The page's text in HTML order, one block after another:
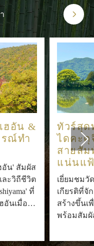
ฮอัน &
ณ์ทำ
อัน' สัมผัส
ะวิถีชีวิต
ที่
อันเมื่อ
ทัวร์สุด
ไดคะคุ
สายสั
แน่นแ
เยี่ยมชมวั
เกียรติที่จั
สร้างขึ้นเ
พร้อมสัม
ของพระส